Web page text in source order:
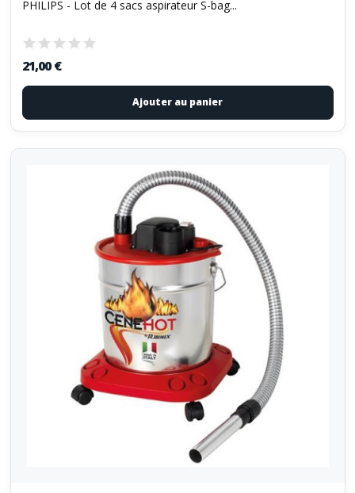
PHILIPS - Lot de 4 sacs aspirateur S-bag...
21,00 €
Ajouter au panier